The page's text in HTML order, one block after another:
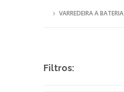
VARREDEIRA A BATERIA
Filtros: